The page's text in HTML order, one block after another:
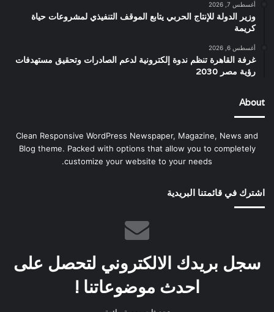
أغسطس 7, 2026
وزير الدولة للإنتاج الحربي يتابع الموقف التنفيذي لمشروعات حياة
كريمة
أغسطس 6, 2026
غرفة القاهرة تنظم ندوة إلكترونية لدعم الصادرات وتحقيق مستهدفات
رؤية مصر 2030
About
Clean Responsive WordPress Newspaper, Magazine, News and
Blog theme. Packed with options that allow you to completely
customize your website to your needs.
اشترك في قائمتنا البريدية
سجل بريدك الالكتروني لتحصل على
احدث موضوعاتنا !